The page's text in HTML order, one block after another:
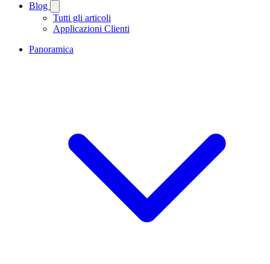
Blog
Tutti gli articoli
Applicazioni Clienti
Panoramica